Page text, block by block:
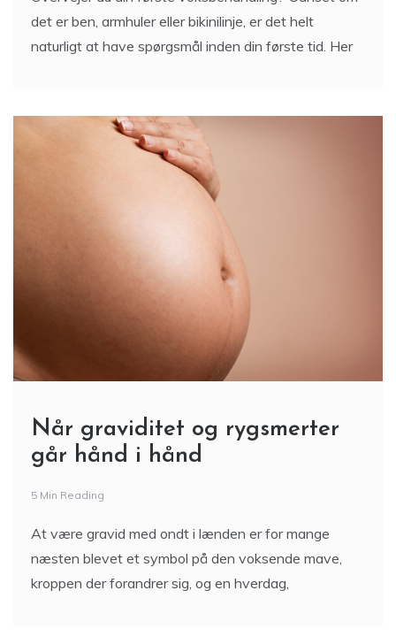
det er ben, armhuler eller bikinilinje, er det helt
naturligt at have spørgsmål inden din første tid. Her
Når graviditet og rygsmerter
går hånd i hånd
5 Min Reading
At være gravid med ondt i lænden er for mange
næsten blevet et symbol på den voksende mave,
kroppen der forandrer sig, og en hverdag,